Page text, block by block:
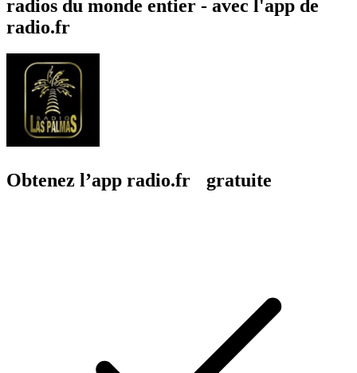
radios du monde entier - avec l'app de
radio.fr
Obtenez l’app radio.fr gratuite